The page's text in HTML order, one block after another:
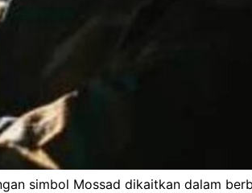
simbol Mossad dikaitkan dalam